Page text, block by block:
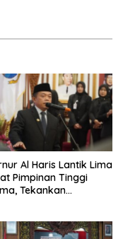
Al Haris Lantik Lima
Pimpinan Tinggi
Tekankan